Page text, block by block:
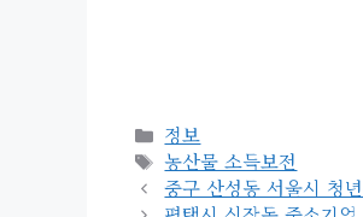
카
테
고
정보
태
그
농산물 소득보전
중구 산성동 서울시 청